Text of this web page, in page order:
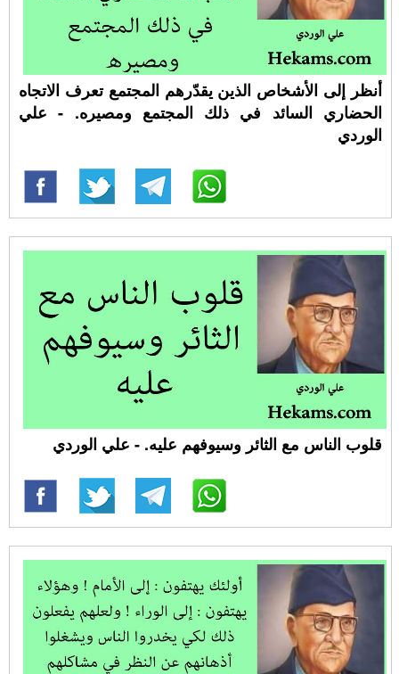
أنظر إلى الأشخاص الذين يقدّرهم المجتمع تعرف الاتجاه
الحضاري السائد في ذلك المجتمع ومصيره. - علي
الوردي
قلوب الناس مع الثائر وسيوفهم عليه. - علي الوردي